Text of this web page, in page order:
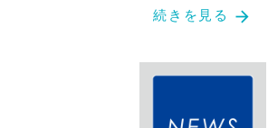
続きを見る arrow_forward